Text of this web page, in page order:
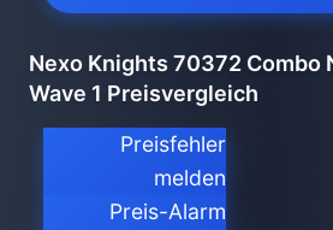
Nexo Knights 70372 Combo
Wave 1 Preisvergleich
Preisfehler
melden
Preis-Alarm